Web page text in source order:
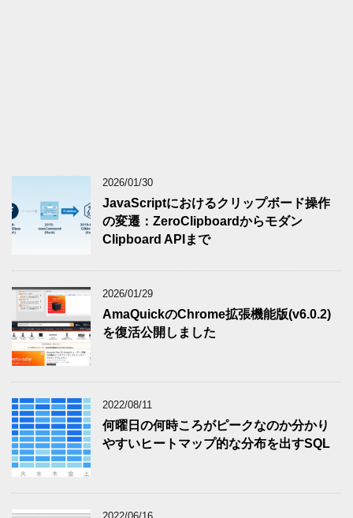
2026/01/30
JavaScriptにおけるクリップボード操作
の変遷：ZeroClipboardからモダン
Clipboard APIまで
2026/01/29
AmaQuickのChrome拡張機能版(v6.0.2)
を復活公開しました
2022/08/11
何曜日の何時ころがピークなのか分かり
やすいヒートマップ的な分布を出すSQL